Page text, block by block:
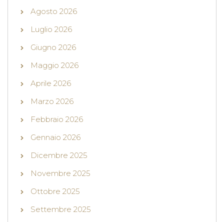
Agosto 2026
Luglio 2026
Giugno 2026
Maggio 2026
Aprile 2026
Marzo 2026
Febbraio 2026
Gennaio 2026
Dicembre 2025
Novembre 2025
Ottobre 2025
Settembre 2025